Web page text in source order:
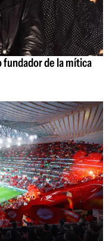
fundador de la mítica